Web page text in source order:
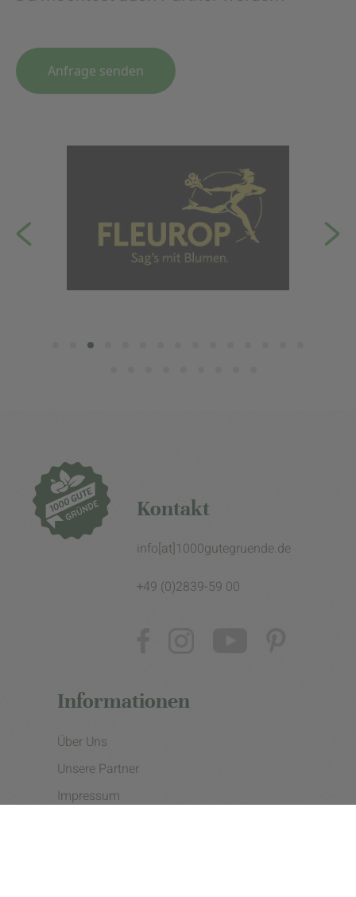
Anfrage senden
Kontakt
info[at]1000gutegruende.de
+49 (0)2839-59 00
Informationen
Über Uns
Unsere Partner
Impressum